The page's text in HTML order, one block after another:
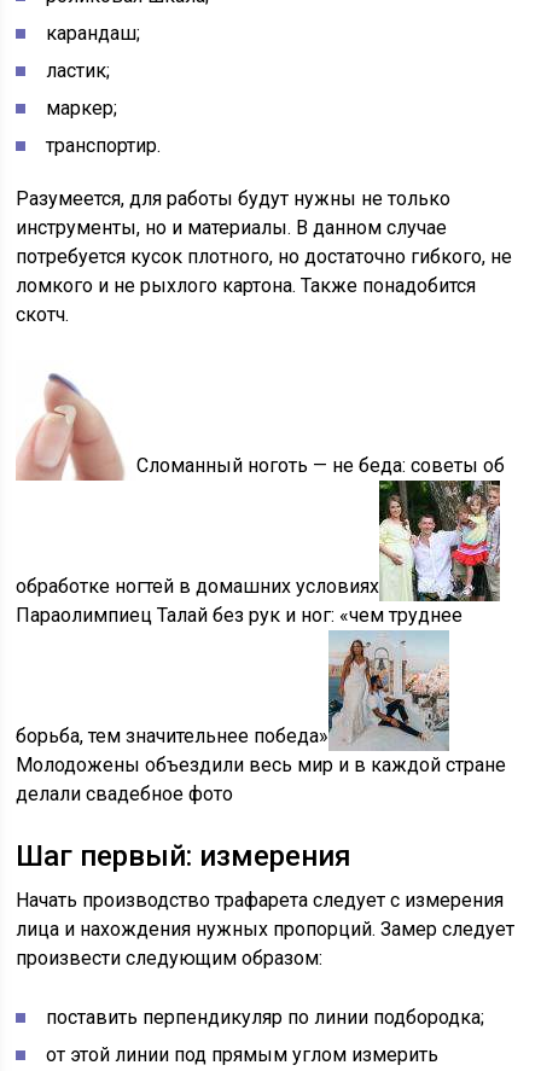
карандаш;
ластик;
маркер;
транспортир.
Разумеется, для работы будут нужны не только
инструменты, но и материалы. В данном случае
потребуется кусок плотного, но достаточно гибкого, не
ломкого и не рыхлого картона. Также понадобится
скотч.
Сломанный ноготь — не беда: советы об
обработке ногтей в домашних условиях
Параолимпиец Талай без рук и ног: «чем труднее
борьба, тем значительнее победа»
Молодожены объездили весь мир и в каждой стране
делали свадебное фото
Шаг первый: измерения
Начать производство трафарета следует с измерения
лица и нахождения нужных пропорций. Замер следует
произвести следующим образом:
поставить перпендикуляр по линии подбородка;
от этой линии под прямым углом измерить